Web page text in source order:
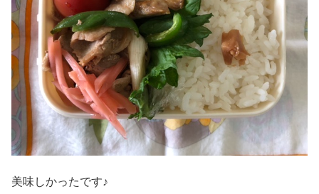
美味しかったです♪